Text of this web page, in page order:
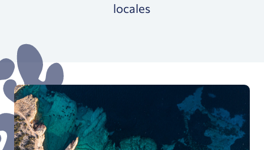
locales